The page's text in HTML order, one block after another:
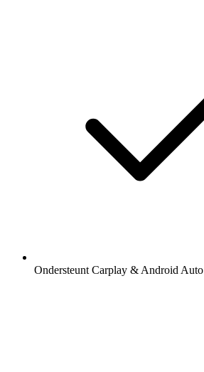
Ondersteunt Carplay & Android Auto